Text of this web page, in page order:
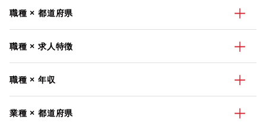
職種 × 都道府県
職種 × 求人特徴
職種 × 年収
業種 × 都道府県